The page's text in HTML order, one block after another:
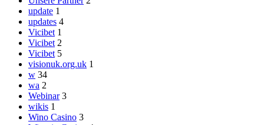
update 1
updates 4
Vicibet 1
Vicibet 2
Vicibet 5
visionuk.org.uk 1
w 34
wa 2
Webinar 3
wikis 1
Wino Casino 3